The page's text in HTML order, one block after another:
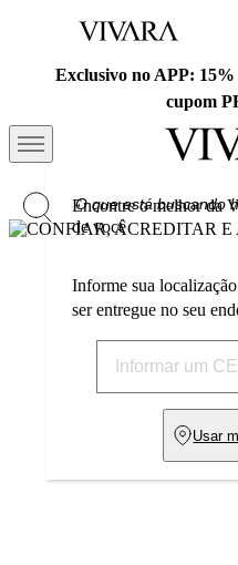
Exclusivo no APP:
cupom
Encontre o melhor da
de você
Informe sua
ser entregue no seu
Usar